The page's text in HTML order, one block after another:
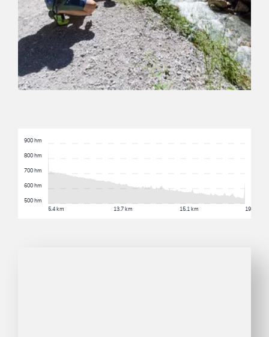
5.4 km 13.7 km 15.1 km 19.1 km
500 hm
600 hm
700 hm
800 hm
900 hm